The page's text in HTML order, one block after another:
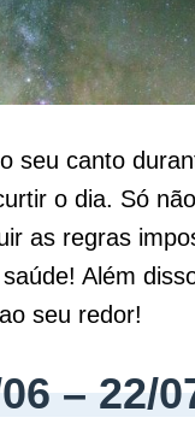
seu canto
o dia. Só
as regras
Além
seu redor!
– 22/